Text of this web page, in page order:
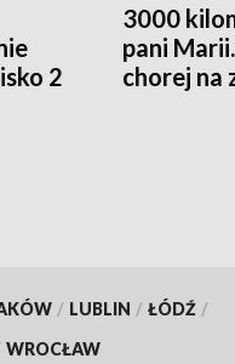
2
3000
pani
chorej na
/ LUBLIN / ŁÓDŹ /
WROCŁAW